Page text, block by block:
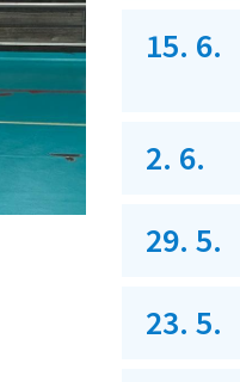
15. 6.
2. 6.
29. 5.
23. 5.